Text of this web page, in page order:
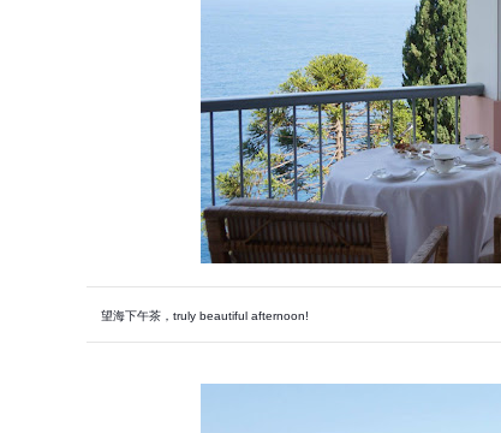
望海下午茶，truly beautiful afternoon!